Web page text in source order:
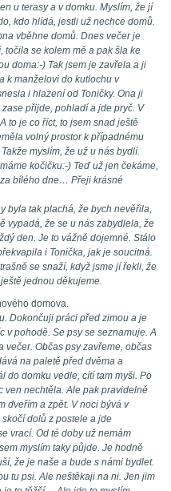
u terasy a v domku. Myslím, že jí
kdo hlídá, jestli už nechce domů.
vběhne domů. Dnes večer je
točila se kolem mě a pak šla ke
doma:-) Tak jsem je zavřela a ji
k manželovi do kutlochu v
i hlazení od Toničky. Ona ji
přijde, pohladí a jde pryč. V
to je co říct, to jsem snad ještě
volný prostor k případnému
myslím, že už u nás bydlí.
kočičku:-) Teď už jen čekáme,
bílého dne… Přeji krásné
byla tak plachá, že bych nevěřila,
vypadá, že se u nás zabydlela, že
den. Je to vážně dojemné. Stálo
i Tonička, jak je soucitná.
se snaží, když jsme jí řekli, že
jednou děkujeme.
domova.
Dokončuji práci před zimou a je
v pohodě. Se psy se seznamuje. A
večer. Občas psy zavřeme, občas
na paletě před dvěma a
do domku vedle, cítí tam myši. Po
ven nechtěla. Ale pak pravidelně
dveřím a zpět. V noci bývá v
dolů z postele a jde
vrací. Od té doby už nemám
myslím taky půjde. Je hodně
že je naše a bude s námi bydlet.
tu psi. Ale neštěkaji na ni. Jen jim